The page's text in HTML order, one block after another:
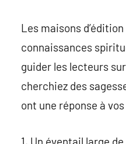
Les maisons
connaissances
guider les lecteurs
cherchiez des
ont une réponse à
1. Un éventail large